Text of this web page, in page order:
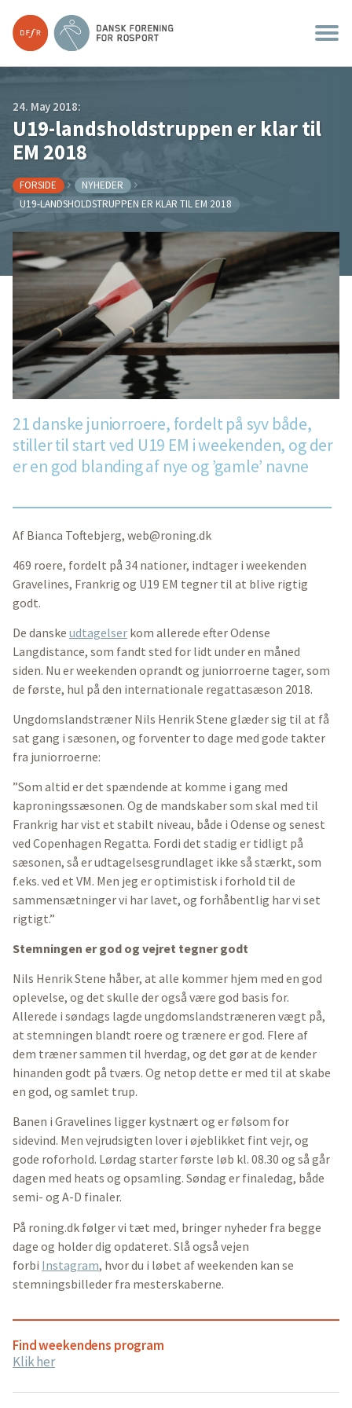
24. May 2018:
U19-landsholdstruppen er klar til
EM 2018
FORSIDE
NYHEDER
U19-LANDSHOLDSTRUPPEN ER KLAR TIL EM 2018
21 danske juniorroere, fordelt på syv både,
stiller til start ved U19 EM i weekenden, og der
er en god blanding af nye og ’gamle’ navne
Af Bianca Toftebjerg, web@roning.dk
469 roere, fordelt på 34 nationer, indtager i weekenden
Gravelines, Frankrig og U19 EM tegner til at blive rigtig
godt.
De danske udtagelser kom allerede efter Odense
Langdistance, som fandt sted for lidt under en måned
siden. Nu er weekenden oprandt og juniorroerne tager, som
de første, hul på den internationale regattasæson 2018.
Ungdomslandstræner Nils Henrik Stene glæder sig til at få
sat gang i sæsonen, og forventer to dage med gode takter
fra juniorroerne:
”Som altid er det spændende at komme i gang med
kaproningssæsonen. Og de mandskaber som skal med til
Frankrig har vist et stabilt niveau, både i Odense og senest
ved Copenhagen Regatta. Fordi det stadig er tidligt på
sæsonen, så er udtagelsesgrundlaget ikke så stærkt, som
f.eks. ved et VM. Men jeg er optimistisk i forhold til de
sammensætninger vi har lavet, og forhåbentlig har vi set
rigtigt.”
Stemningen er god og vejret tegner godt
Nils Henrik Stene håber, at alle kommer hjem med en god
oplevelse, og det skulle der også være god basis for.
Allerede i søndags lagde ungdomslandstræneren vægt på,
at stemningen blandt roere og trænere er god. Flere af
dem træner sammen til hverdag, og det gør at de kender
hinanden godt på tværs. Og netop dette er med til at skabe
en god, og samlet trup.
Banen i Gravelines ligger kystnært og er følsom for
sidevind. Men vejrudsigten lover i øjeblikket fint vejr, og
gode roforhold. Lørdag starter første løb kl. 08.30 og så går
dagen med heats og opsamling. Søndag er finaledag, både
semi- og A-D finaler.
På roning.dk følger vi tæt med, bringer nyheder fra begge
dage og holder dig opdateret. Slå også vejen
forbi Instagram, hvor du i løbet af weekenden kan se
stemningsbilleder fra mesterskaberne.
Find weekendens program
Klik her